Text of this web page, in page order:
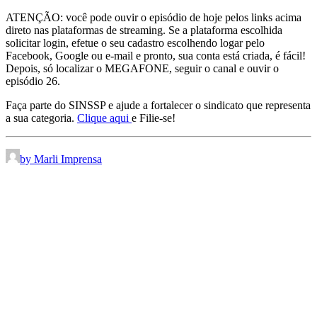
ATENÇÃO: você pode ouvir o episódio de hoje pelos links acima
direto nas plataformas de streaming. Se a plataforma escolhida
solicitar login, efetue o seu cadastro escolhendo logar pelo
Facebook, Google ou e-mail e pronto, sua conta está criada, é fácil!
Depois, só localizar o MEGAFONE, seguir o canal e ouvir o
episódio 26.
Faça parte do SINSSP e ajude a fortalecer o sindicato que representa
a sua categoria. Clique aqui e Filie-se!
by Marli Imprensa